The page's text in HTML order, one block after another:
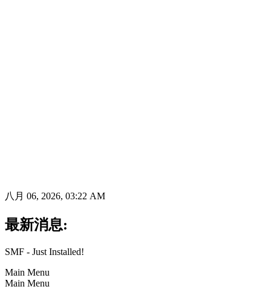
八月 06, 2026, 03:22 AM
最新消息:
SMF - Just Installed!
Main Menu
Main Menu